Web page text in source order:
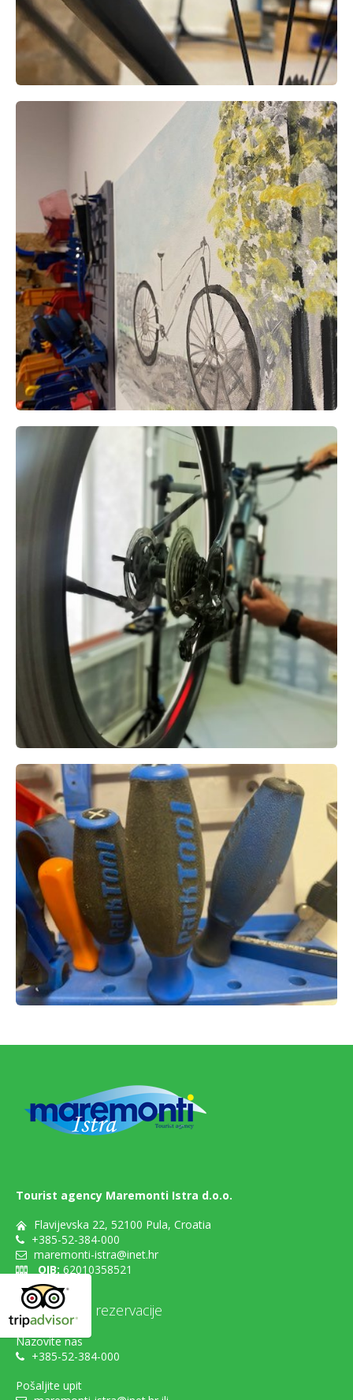
Tourist agency Maremonti Istra d.o.o.
Flavijevska 22, 52100 Pula, Croatia
+385-52-384-000
maremonti-istra@inet.hr
OIB: 62010358521
Mogućnosti rezervacije
Nazovite nas
+385-52-384-000
Pošaljite upit